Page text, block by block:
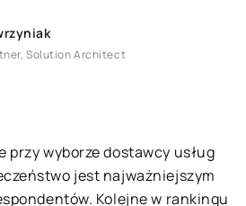
Solution Architect
przy wyborze dostawcy usług
jest najważniejszym
Kolejne w rankingu